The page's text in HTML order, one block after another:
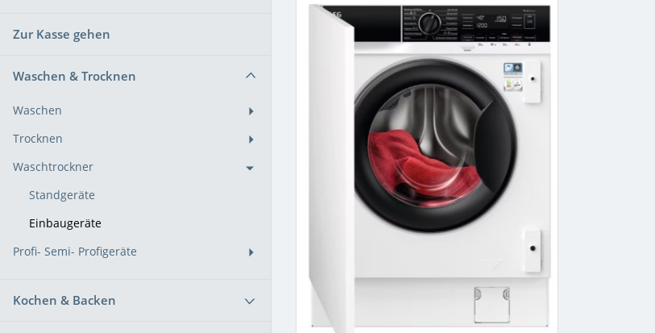
Zur Kasse gehen
Waschen & Trocknen
Waschen
Trocknen
Waschtrockner
Standgeräte
Einbaugeräte
Profi- Semi- Profigeräte
Kochen & Backen